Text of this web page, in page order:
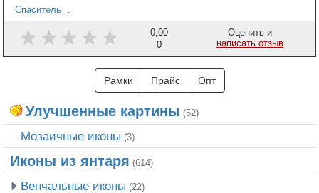
Спаситель Святом на престоле
0,00
0
Оценить и
написать отзыв
Рамки Прайс Опт
Улучшенные картины (52)
Мозаичные иконы (3)
Иконы из янтаря (614)
Венчальные иконы (22)